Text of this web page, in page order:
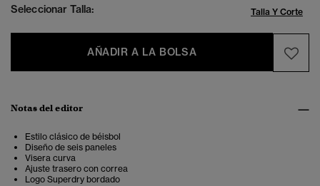
Seleccionar Talla: Talla Y Corte
AÑADIR A LA BOLSA
Notas del editor
Estilo clásico de béisbol
Diseño de seis paneles
Visera curva
Ajuste trasero con correa
Logo Superdry bordado